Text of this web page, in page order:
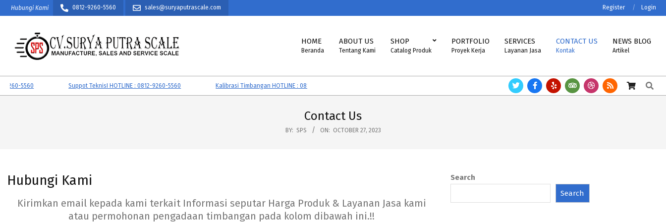
Skip
to
Hubungi Kami 0812-9260-5560 sales@suryaputrascale.com Register Login
CV.
SURYA
HOME
Beranda
ABOUT US
Tentang Kami
SHOP
Catalog Produk
PORTFOLIO
Proyek Kerja
SERVICES
Layanan Jasa
CONTACT US
Kontak
NEWS BLOG
Artikel
5560 Suppot TeknisI HOTLINE : 0812-9260-5560 Kalibrasi Timbangan HOTLINE : 081292605560 Timbangan ASTTECH, NAGATA, HENHERR,
Search
Contact Us
BY: SPS ON: OCTOBER 27, 2023
Hubungi Kami
Kirimkan email kepada kami terkait Informasi seputar Harga Produk & Layanan Jasa kami
atau permohonan pengadaan timbangan pada kolom dibawah ini.!!
Search
Search